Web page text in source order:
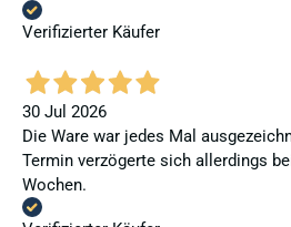
Verifizierter Käufer
30 Jul 2026
Die Ware war jedes Mal
Termin verzögerte sich allerdings
Wochen.